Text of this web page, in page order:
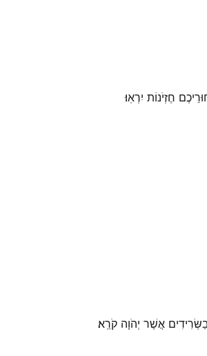
חֶזְיֹנוֹת יִרְאֽוּ׃
אֲשֶׁר יְהֹוָה קֹרֵֽא׃